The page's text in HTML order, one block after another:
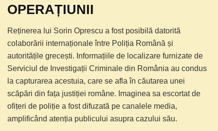
OPERAȚIUNII
Reținerea lui Sorin Oprescu a fost posibilă datorită
colaborării internaționale între Poliția Română și
autoritățile grecești. Informațiile de localizare furnizate de
Serviciul de Investigații Criminale din România au condus
la capturarea acestuia, care se afla în căutarea unei
scăpări din fața justiției române. Imaginea sa escortat de
ofițeri de poliție a fost difuzată pe canalele media,
amplificând atenția publicului asupra cazului său.